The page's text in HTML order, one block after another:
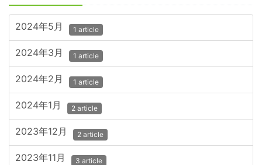
2024年5月 1 article
2024年3月 1 article
2024年2月 1 article
2024年1月 2 article
2023年12月 2 article
2023年11月 3 article